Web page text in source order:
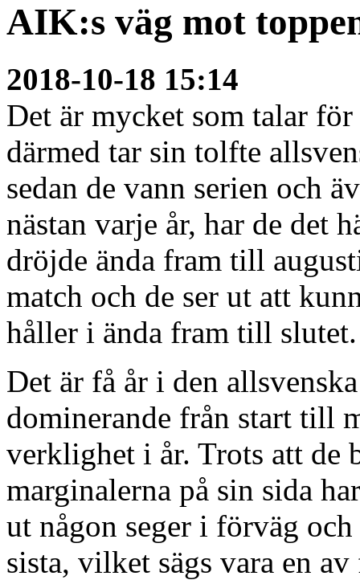
AIK:s väg mot
2018-10-18 15:14
Det är mycket som talar
därmed tar sin tolfte
sedan de vann serien och
nästan varje år, har de det
dröjde ända fram till
match och de ser ut att
håller i ända fram till
Det är få år i den
dominerande från start till
verklighet i år. Trots att de
marginalerna på sin sida
ut någon seger i förväg
sista, vilket sägs vara en